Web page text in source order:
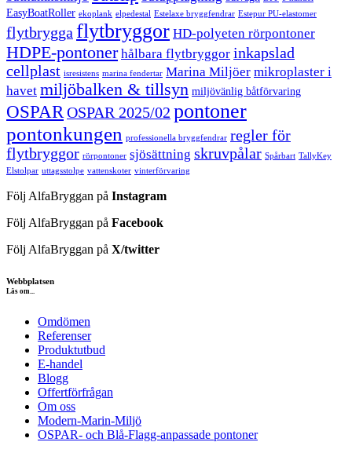
EasyBoatRoller ekoplank elpedestal Estelaxe bryggfendrar Estepur PU-elastomer
flytbrygga flytbryggor HD-polyeten rörpontoner
HDPE-pontoner hålbara flytbryggor inkapslad
cellplast isresistens marina fendertar Marina Miljöer mikroplaster i
havet miljöbalken & tillsyn miljövänlig båtförvaring
OSPAR OSPAR 2025/02 pontoner
pontonkungen professionella bryggfendrar regler för
flytbryggor rörpontoner sjösättning skruvpålar Spårbart TallyKey
Elstolpar uttagsstolpe vattenskoter vinterförvaring
Följ AlfaBryggan på Instagram
Följ AlfaBryggan på Facebook
Följ AlfaBryggan på X/twitter
Webbplatsen
Läs om...
Omdömen
Referenser
Produktutbud
E-handel
Blogg
Offertförfrågan
Om oss
Modern-Marin-Miljö
OSPAR- och Blå-Flagg-anpassade pontoner